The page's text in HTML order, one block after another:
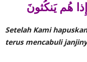
هُم يَنكُثونَ
Setelah Kami
terus mencabuli